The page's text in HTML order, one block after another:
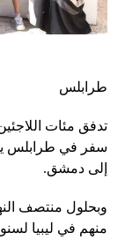
طرابلس
تدفق مئات
سفر في طرابلس
إلى دمشق.
منهم في ليبيا